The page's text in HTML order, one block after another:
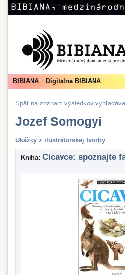
BIBIANA Digitálna BIBIANA
Späť na zoznam výsledkov
Jozef Somogyi
Ukážky z ilustrátorskej tvorby
Kniha: Cicavce: spoznajte